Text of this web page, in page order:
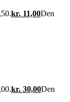
kr. 11,00Den
kr. 30,00Den